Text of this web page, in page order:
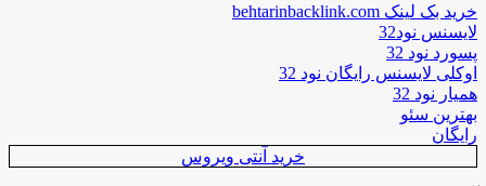
خرید بک لینک behtarinbacklink.com
لایسنس نود32
پسورد نود 32
اوکلی لایسنس رایگان نود 32
همیار نود 32
بهترین سئو
رایگان
خرید آنتی ویروس